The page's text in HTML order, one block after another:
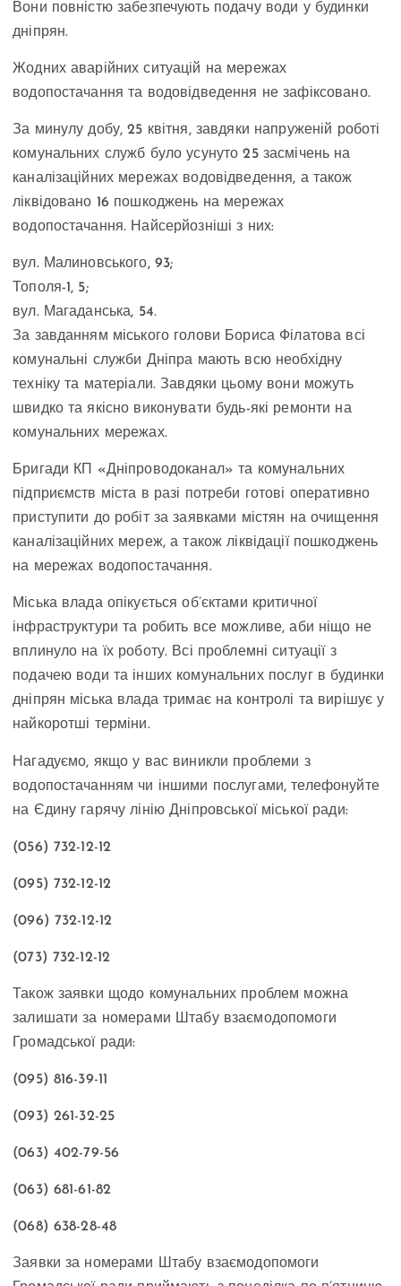
Вони повністю забезпечують подачу води у будинки
дніпрян.
Жодних аварійних ситуацій на мережах
водопостачання та водовідведення не зафіксовано.
За минулу добу, 25 квітня, завдяки напруженій роботі
комунальних служб було усунуто 25 засмічень на
каналізаційних мережах водовідведення, а також
ліквідовано 16 пошкоджень на мережах
водопостачання. Найсерйозніші з них:
вул. Малиновського, 93;
Тополя-1, 5;
вул. Магаданська, 54.
За завданням міського голови Бориса Філатова всі
комунальні служби Дніпра мають всю необхідну
техніку та матеріали. Завдяки цьому вони можуть
швидко та якісно виконувати будь-які ремонти на
комунальних мережах.
Бригади КП «Дніпроводоканал» та комунальних
підприємств міста в разі потреби готові оперативно
приступити до робіт за заявками містян на очищення
каналізаційних мереж, а також ліквідації пошкоджень
на мережах водопостачання.
Міська влада опікується об’єктами критичної
інфраструктури та робить все можливе, аби ніщо не
вплинуло на їх роботу. Всі проблемні ситуації з
подачею води та інших комунальних послуг в будинки
дніпрян міська влада тримає на контролі та вирішує у
найкоротші терміни.
Нагадуємо, якщо у вас виникли проблеми з
водопостачанням чи іншими послугами, телефонуйте
на Єдину гарячу лінію Дніпровської міської ради:
(056) 732-12-12
(095) 732-12-12
(096) 732-12-12
(073) 732-12-12
Також заявки щодо комунальних проблем можна
залишати за номерами Штабу взаємодопомоги
Громадської ради:
(095) 816-39-11
(093) 261-32-25
(063) 402-79-56
(063) 681-61-82
(068) 638-28-48
Заявки за номерами Штабу взаємодопомоги